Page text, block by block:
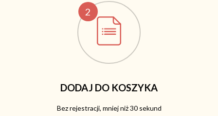
2
DODAJ DO KOSZYKA
Bez rejestracji, mniej niż 30 sekund